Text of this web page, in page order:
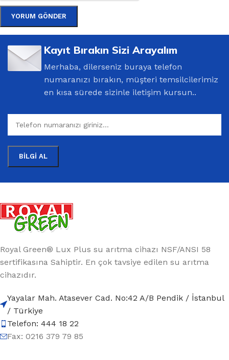
Kayıt Bırakın Sizi Arayalım
Merhaba, dilerseniz buraya telefon
numaranızı bırakın, müşteri temsilcilerimiz
en kısa sürede sizinle iletişim kursun..
Royal Green® Lux Plus su arıtma cihazı NSF/ANSI 58
sertifikasına Sahiptir. En çok tavsiye edilen su arıtma
cihazıdır.
Yayalar Mah. Atasever Cad. No:42 A/B Pendik / İstanbul
/ Türkiye
Telefon: 444 18 22
Fax: 0216 379 79 85